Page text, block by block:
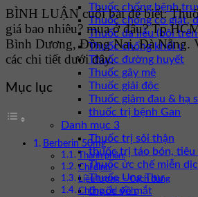
Thuốc chống bệnh
Thuốc chống co giật,
Thuốc da liễu (bôi
Thuốc chống khối u
Thuốc đường huyết
Thuốc gây mê
Thuốc giải độc
Thuốc giảm đau & hạ
thuốc trị bệnh Gan
Danh mục 3
Thuốc trị sỏi thận
thuốc trị táo bón, tiêu
Thuốc ức chế miễn
Thuốc Ung Thư
thuốc về mắt
BÌNH LUẬN cuối bài để biết:
giá bao nhiêu? mua ở đâu? Tp
Bình Dương, Đồng Nai, Đà Nẵng.
các chi tiết dưới đây.
Mục lục
Berberin 50mg
Thành phần:
Chỉ định:
Liều lượng – Cách dùng
Chống chỉ định: